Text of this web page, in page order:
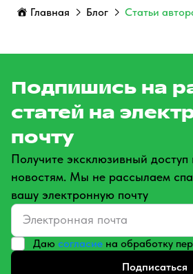
Главная Блог Статьи
Подпишись на
статей на
почту
Получите эксклюзивный
новостям. Мы не рассылаем
вашу электронную почту
Даю согласие на обработку
Подписаться